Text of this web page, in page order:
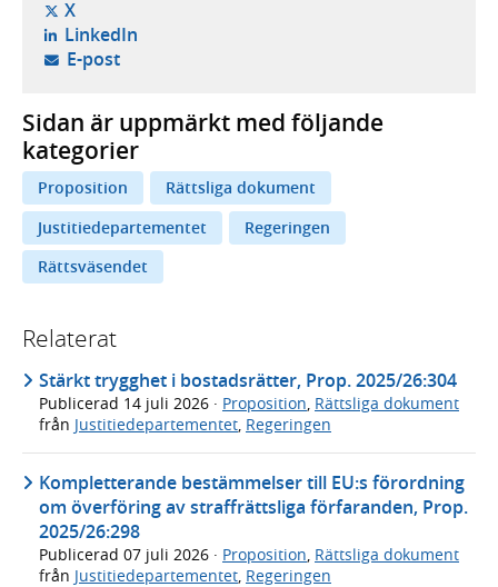
X- öppnas i ny flik, extern webbplats,
LinkedIn- öppnas i ny flik, extern webbplats,
E-post- öppnar din e-postklient,
Sidan är uppmärkt med följande
kategorier
Proposition
Rättsliga dokument
Justitiedepartementet
Regeringen
Rättsväsendet
Relaterat
Stärkt trygghet i bostadsrätter, Prop. 2025/26:304
Publicerad 14 juli 2026 · Proposition, Rättsliga dokument
från Justitiedepartementet, Regeringen
Kompletterande bestämmelser till EU:s förordning
om överföring av straffrättsliga förfaranden, Prop.
2025/26:298
Publicerad 07 juli 2026 · Proposition, Rättsliga dokument
från Justitiedepartementet, Regeringen